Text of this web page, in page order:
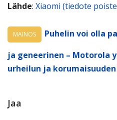
Lähde: Xiaomi (tiedote
MAINOS
Puhelin voi olla
ja geneerinen – Motorola
urheilun ja
Jaa